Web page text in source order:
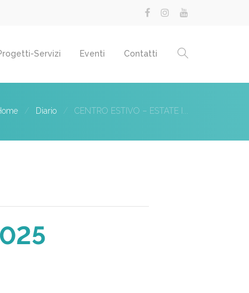
Servizi Eventi Contatti
Diario CENTRO ESTIVO – ESTATE I...